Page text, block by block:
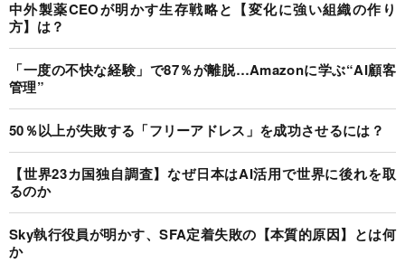
中外製薬CEOが明かす生存戦略と【変化に強い組織の作り
方】は？
「一度の不快な経験」で87％が離脱…Amazonに学ぶ“AI顧客
管理”
50％以上が失敗する「フリーアドレス」を成功させるには？
【世界23カ国独自調査】なぜ日本はAI活用で世界に後れを取
るのか
Sky執行役員が明かす、SFA定着失敗の【本質的原因】とは何
か